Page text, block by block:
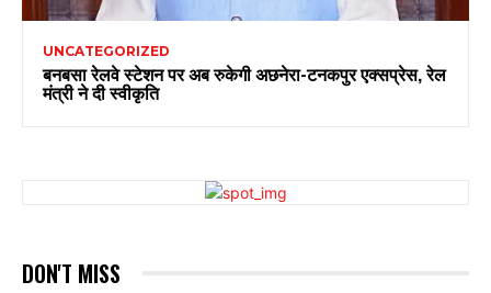
UNCATEGORIZED
बनबसा रेलवे स्टेशन पर अब रुकेगी अछनेरा-टनकपुर एक्सप्रेस, रेल
मंत्री ने दी स्वीकृति
DON'T MISS